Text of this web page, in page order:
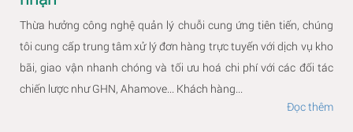
Thừa hưởng công nghệ quản lý chuỗi cung ứng tiên tiến, chúng
tôi cung cấp trung tâm xử lý đơn hàng trực tuyến với dịch vụ kho
bãi, giao vận nhanh chóng và tối ưu hoá chi phí với các đối tác
chiến lược như GHN, Ahamove... Khách hàng...
Đọc thêm